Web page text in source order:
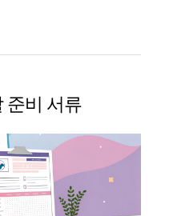
준비 서류